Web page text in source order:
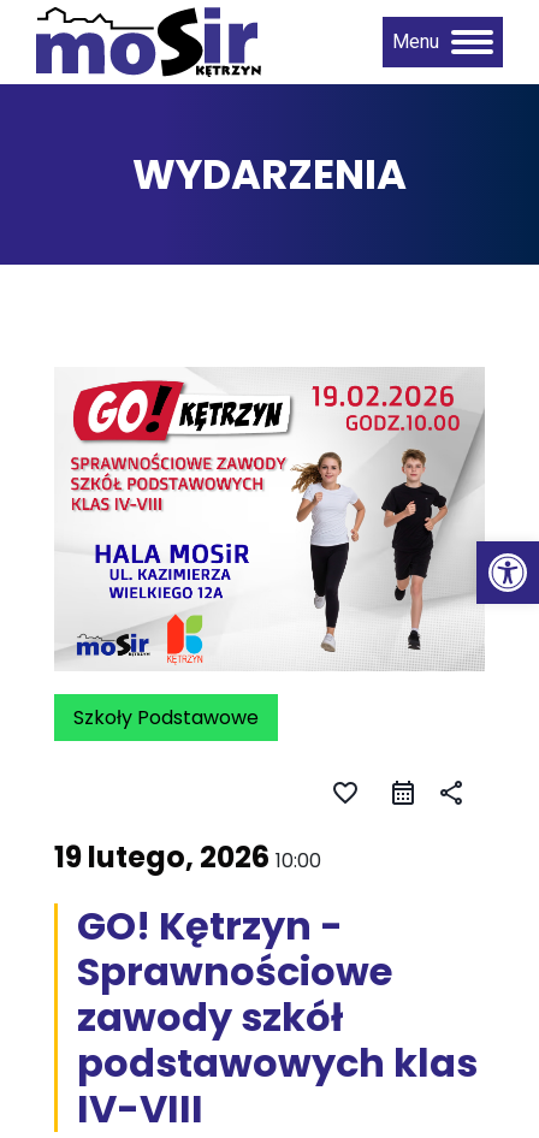
Menu
WYDARZENIA
Szkoły Podstawowe
favorite_border share
19 lutego, 2026 10:00
GO! Kętrzyn -
Sprawnościowe
zawody szkół
podstawowych klas
IV-VIII